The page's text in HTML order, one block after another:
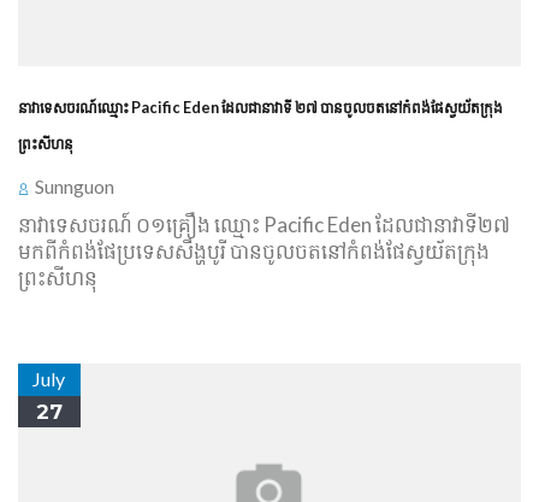
នាវា​ទេសចរណ៍ឈ្មោះ ​Pacific Eden ដែល​ជា​នា​វាទី ​២៧ បាន​ចូល​ចត​នៅ​កំពង់ផែ​ស្វយ័ត​ក្រុង
ព្រះសីហនុ
Sunnguon
នាវា​ទេសចរណ៍ ០១​គ្រឿង ឈ្មោះ​ Pacific Eden ដែល​ជា​នា​វាទី​២៧
មក​ពី​កំពង់ផែ​ប្រទេស​សឹង្ហ​បូរី បាន​ចូល​ចត​នៅ​កំពង់ផែ​ស្វយ័ត​ក្រុង
ព្រះសីហនុ
July
27